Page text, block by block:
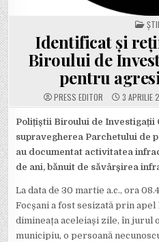
Identificat și
Biroului de
pentru
PRESS EDITOR 3 APRILIE
Polițiștii Biroului de Investigații
supravegherea Parchetului de
au documentat activitatea
de ani, bănuit de săvârșirea
La data de 30 martie a.c., ora
Focșani a fost sesizată prin
dimineața aceleiaşi zile, în jurul
municipiu, o persoană